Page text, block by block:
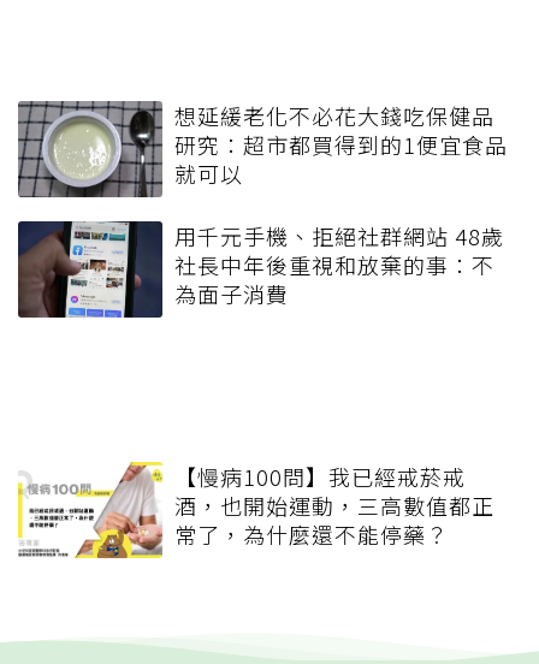
想延緩老化不必花大錢吃保健品
研究：超市都買得到的1便宜食品
就可以
用千元手機、拒絕社群網站 48歲
社長中年後重視和放棄的事：不
為面子消費
【慢病100問】我已經戒菸戒
酒，也開始運動，三高數值都正
常了，為什麼還不能停藥？